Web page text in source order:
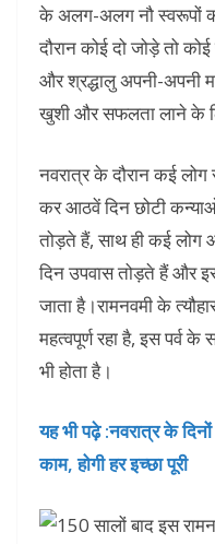
के अलग-अलग नौ स्वरूपों
दौरान कोई दो जोड़े तो
और श्रद्धालु अपनी-अपनी
खुशी और सफलता लाने के
नवरात्र के दौरान कई लोग
कर आठवें दिन छोटी
तोड़ते हैं, साथ ही कई लोग
दिन उपवास तोड़ते हैं और
जाता है।रामनवमी के
महत्वपूर्ण रहा है, इस पर्व के
भी होता है।
यह भी पढ़े :नवरात्र के
काम, होगी हर इच्‍छा पूरी